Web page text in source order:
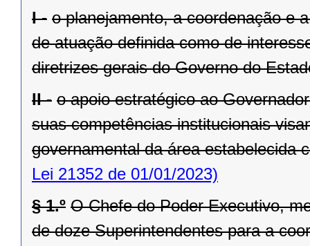
I - o planejamento, a coordenação e
de atuação definida como de
diretrizes gerais do Governo do
II - o apoio estratégico ao
suas competências institucionais
governamental da área estabelecida
Lei 21352 de 01/01/2023)
§ 1.º O Chefe do Poder Executivo,
de doze Superintendentes para a